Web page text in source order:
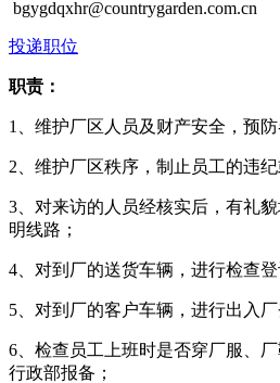
bgygdqxhr@countrygarden.com.cn
投递职位
职责：
1、维护厂区人员及财产安全，预
2、维护厂区秩序，制止员工的违纪
3、对来访的人员经核实后，有礼
明线路；
4、对到厂的送货车辆，进行检查登
5、对到厂的客户车辆，进行出入厂
6、检查员工上班时是否穿厂服、
行政部报备；